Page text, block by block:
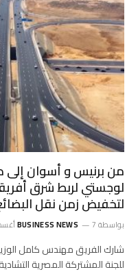
من برنيس و أسوان إلى
لتخفيض زمن نقل البضائع
بواسطة BUSINESS NEWS 7 أغسطس، 2026
شارك الفريق مهندس كامل الوزير
للجنة المشتركة المصرية